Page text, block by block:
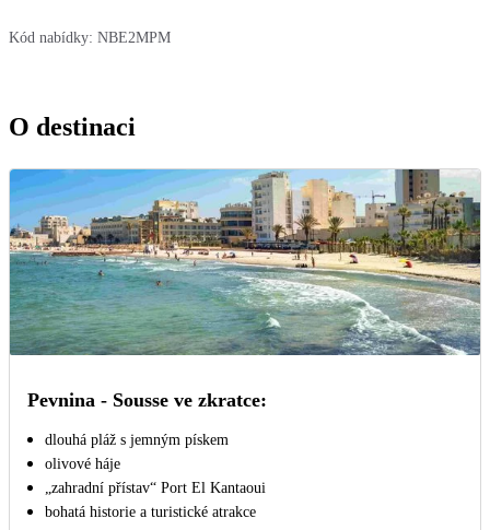
Kód nabídky: NBE2MPM
O destinaci
Pevnina - Sousse ve zkratce:
dlouhá pláž s jemným pískem
olivové háje
„zahradní přístav“ Port El Kantaoui
bohatá historie a turistické atrakce